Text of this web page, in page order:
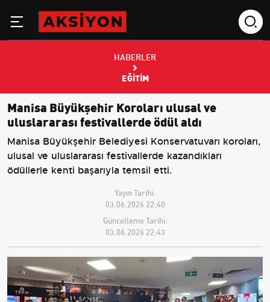
HABERLER
EĞITIM
Manisa Büyükşehir Koroları ulusal ve
uluslararası festivallerde ödül aldı
Manisa Büyükşehir Belediyesi Konservatuvarı koroları,
ulusal ve uluslararası festivallerde kazandıkları
ödüllerle kenti başarıyla temsil etti.
Yayın Tarihi:
03.06.2026 22:40
Güncelleme Tarihi:
03.06.2026 22:43